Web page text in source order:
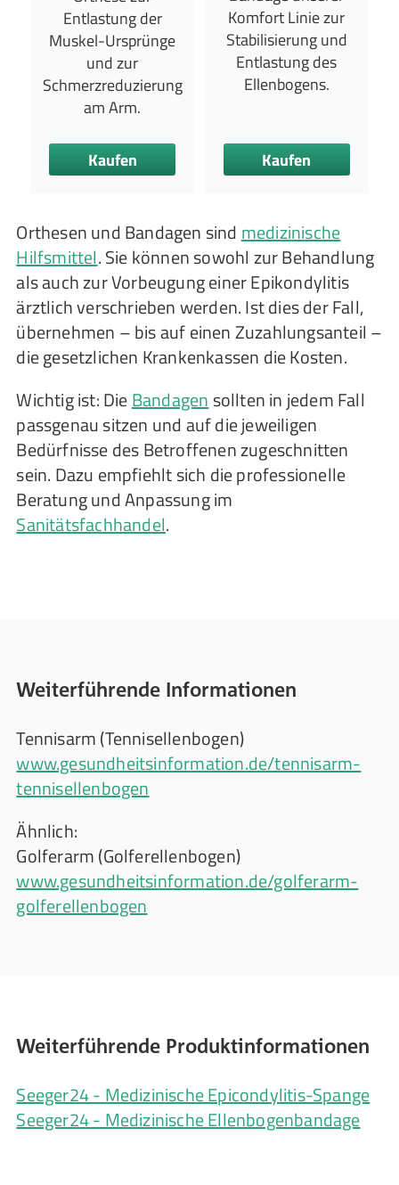
Entlastung der
Muskel-Ursprünge
und zur
Schmerzreduzierung
am Arm.
Kaufen
Komfort Linie zur
Stabilisierung und
Entlastung des
Ellenbogens.
Kaufen
Orthesen und Bandagen sind medizinische
Hilfsmittel. Sie können sowohl zur Behandlung
als auch zur Vorbeugung einer Epikondylitis
ärztlich verschrieben werden. Ist dies der Fall,
übernehmen – bis auf einen Zuzahlungsanteil –
die gesetzlichen Krankenkassen die Kosten.
Wichtig ist: DieBandagen sollten in jedem Fall
passgenau sitzen und auf die jeweiligen
Bedürfnisse des Betroffenen zugeschnitten
sein. Dazu empfiehlt sich die professionelle
Beratung und Anpassung im
Sanitätsfachhandel.
Weiterführende Informationen
Tennisarm (Tennisellenbogen)
www.gesundheitsinformation.de/tennisarm-
tennisellenbogen
Ähnlich:
Golferarm (Golferellenbogen)
www.gesundheitsinformation.de/golferarm-
golferellenbogen
Weiterführende Produktinformationen
Seeger24 - Medizinische Epicondylitis-Spange
Seeger24 - Medizinische Ellenbogenbandage